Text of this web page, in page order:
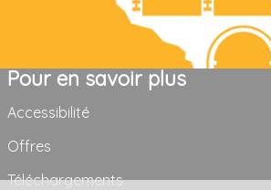
Pour en savoir plus
Accessibilité
Offres
Téléchargements